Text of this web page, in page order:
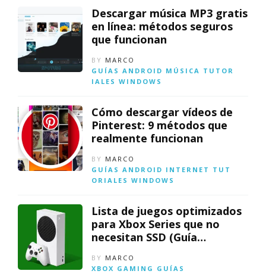
Descargar música MP3 gratis
en línea: métodos seguros
que funcionan
BY MARCO
GUÍAS ANDROID MÚSICA TUTOR
IALES WINDOWS
Cómo descargar vídeos de
Pinterest: 9 métodos que
realmente funcionan
BY MARCO
GUÍAS ANDROID INTERNET TUT
ORIALES WINDOWS
Lista de juegos optimizados
para Xbox Series que no
necesitan SSD (Guía
BY MARCO
XBOX GAMING GUÍAS